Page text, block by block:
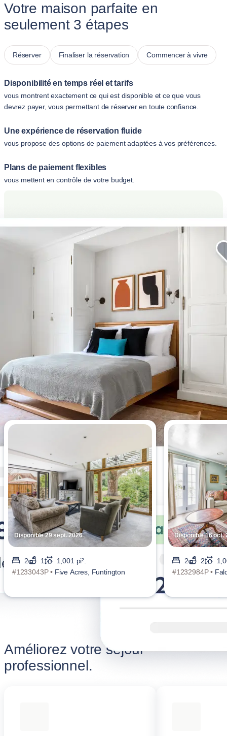
Votre maison parfaite en
seulement 3 étapes
Réserver Finaliser la réservation Commencer à vivre
Disponibilité en temps réel et tarifs
vous montrent exactement ce qui est disponible et ce que vous
devrez payer, vous permettant de réserver en toute confiance.
Une expérience de réservation fluide
vous propose des options de paiement adaptées à vos préférences.
Plans de paiement flexibles
vous mettent en contrôle de votre budget.
Appartements de 2 chambres les
plus consultés cette semaine.
Disponible 29 sept. 2026
2 1
1,001 pi².
#1233043P • Five Acres, Funtington
Disponible 16 oct.
2 2
#1232984P •
Améliorez votre séjour
professionnel.